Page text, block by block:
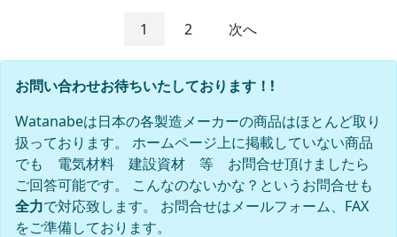
1 2 次へ
お問い合わせお待ちいたしております！!
Watanabeは日本の各製造メーカーの商品はほとんど取り
扱っております。 ホームページ上に掲載していない商品
でも 電気材料 建設資材 等 お問合せ頂けましたら
ご回答可能です。 こんなのないかな？というお問合せも
全力で対応致します。 お問合せはメールフォーム、FAX
をご準備しております。